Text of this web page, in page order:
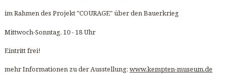
im Rahmen des Projekt "COURAGE" über den Bauerkrieg
Mittwoch-Sonntag, 10 - 18 Uhr
Eintritt frei!
mehr Informationen zu der Ausstellung: www.kempten-museum.de